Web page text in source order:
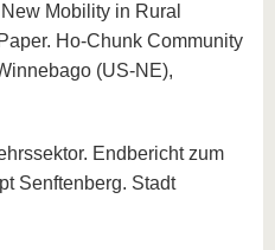
Mobility in Rural
Ho-Chunk Community
(US-NE),
Endbericht zum
Senftenberg. Stadt